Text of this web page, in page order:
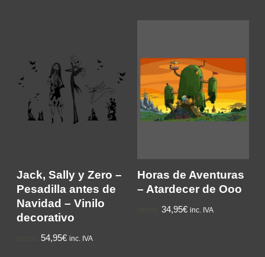
Jack, Sally y Zero –
Pesadilla antes de
Navidad – Vinilo
decorativo
54,95€ inc. IVA
Horas de Aventuras
– Atardecer de Ooo
34,95€ inc. IVA